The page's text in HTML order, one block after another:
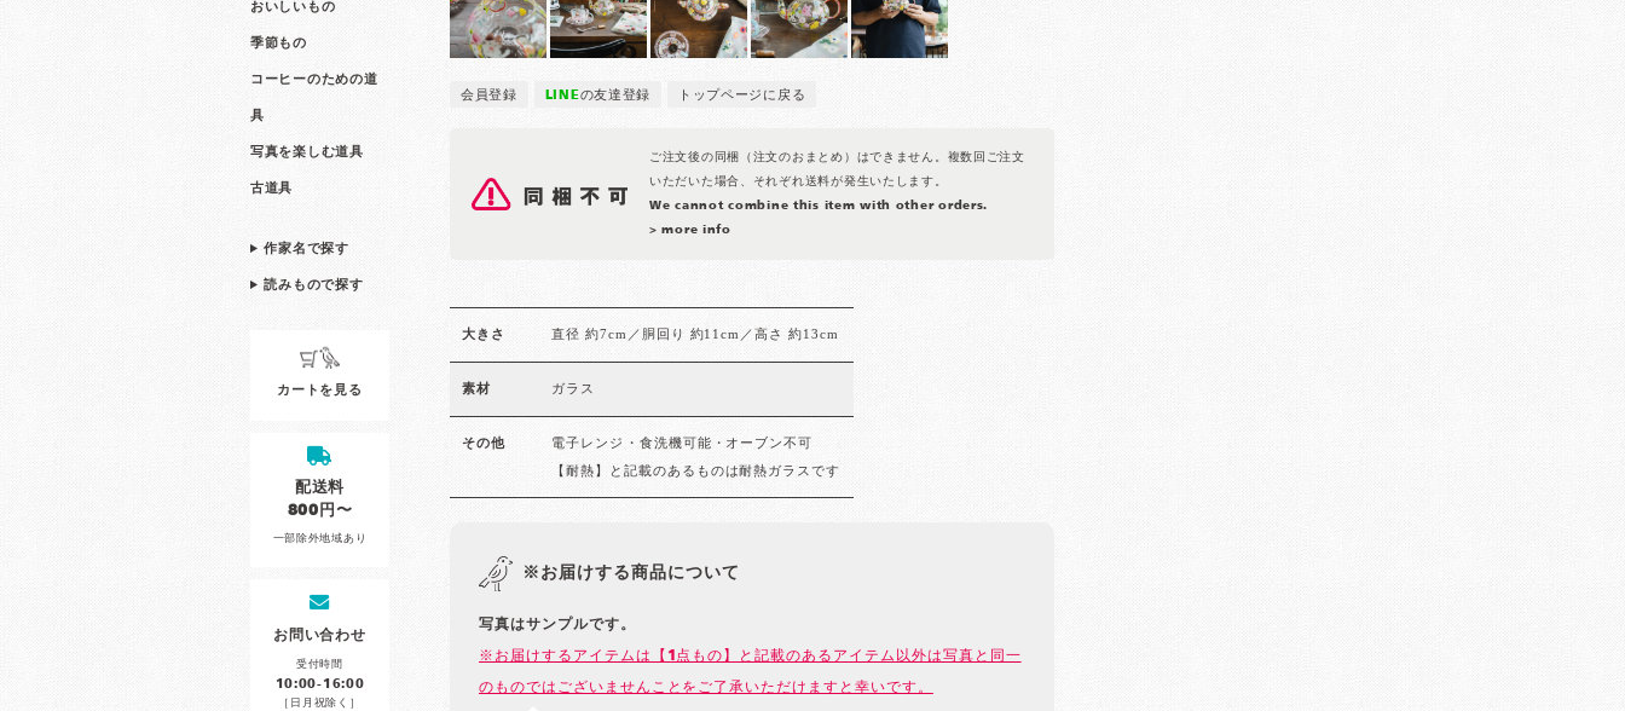
おいしいもの
季節もの
コーヒーのための道
具
写真を楽しむ道具
古道具
作家名で探す
読みもので探す
カートを見る
配送料
800円〜
一部除外地域あり
お問い合わせ
受付時間
10:00-16:00
［日月祝除く］
会員登録 LINEの友達登録 トップページに戻る
ご注文後の同梱（注文のおまとめ）はできません。複数回ご注文
いただいた場合、それぞれ送料が発生いたします。
We cannot combine this item with other orders.
> more info
大きさ 直径 約7cm／胴回り 約11cm／高さ 約13cm
素材 ガラス
その他
電子レンジ・食洗機可能・オーブン不可
【耐熱】と記載のあるものは耐熱ガラスです
※お届けする商品について
写真はサンプルです。
※お届けするアイテムは【1点もの】と記載のあるアイテム以外は写真と同一
のものではございませんことをご了承いただけますと幸いです。